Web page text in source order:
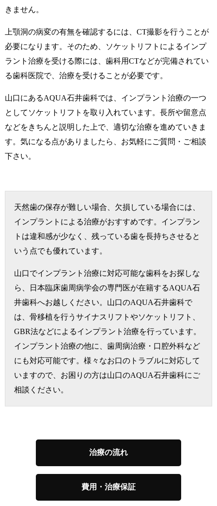
きません。
上顎洞の病変の有無を確認するには、CT撮影を行うことが
必要になります。そのため、ソケットリフトによるインプ
ラント治療を受ける際には、歯科用CTなどが完備されてい
る歯科医院で、治療を受けることが必要です。
山口にあるAQUA石井歯科では、インプラント治療の一つ
としてソケットリフトを取り入れています。長所や留意点
などをきちんと説明した上で、適切な治療を進めていきま
す。気になる点がありましたら、お気軽にご質問・ご相談
下さい。
天然歯の保存が難しい場合、欠損している場合には、
インプラントによる治療がおすすめです。インプラン
トは違和感が少なく、残っている歯を長持ちさせると
いう点でも優れています。
山口でインプラント治療に対応可能な歯科をお探しな
ら、日本臨床歯周病学会の専門医が在籍するAQUA石
井歯科へお越しください。山口のAQUA石井歯科で
は、骨移植を行うサイナスリフトやソケットリフト、
GBR法などによるインプラント治療を行っています。
インプラント治療の他に、歯周病治療・口腔外科など
にも対応可能です。様々なお口のトラブルに対応して
いますので、お困りの方は山口のAQUA石井歯科にご
相談ください。
治療の流れ
費用・治療保証